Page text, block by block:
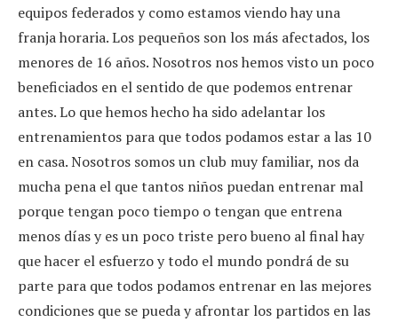
equipos federados y como estamos viendo hay una
franja horaria. Los pequeños son los más afectados, los
menores de 16 años. Nosotros nos hemos visto un poco
beneficiados en el sentido de que podemos entrenar
antes. Lo que hemos hecho ha sido adelantar los
entrenamientos para que todos podamos estar a las 10
en casa. Nosotros somos un club muy familiar, nos da
mucha pena el que tantos niños puedan entrenar mal
porque tengan poco tiempo o tengan que entrena
menos días y es un poco triste pero bueno al final hay
que hacer el esfuerzo y todo el mundo pondrá de su
parte para que todos podamos entrenar en las mejores
condiciones que se pueda y afrontar los partidos en las